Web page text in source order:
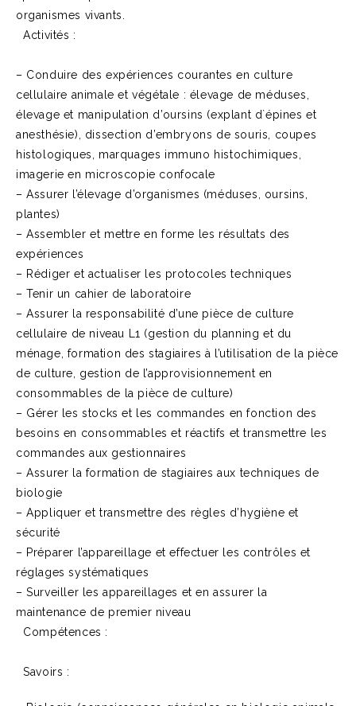
organismes vivants.
Activités :
– Conduire des expériences courantes en culture
cellulaire animale et végétale : élevage de méduses,
élevage et manipulation d’oursins (explant d`épines et
anesthésie), dissection d’embryons de souris, coupes
histologiques, marquages immuno histochimiques,
imagerie en microscopie confocale
– Assurer l’élevage d’organismes (méduses, oursins,
plantes)
– Assembler et mettre en forme les résultats des
expériences
– Rédiger et actualiser les protocoles techniques
– Tenir un cahier de laboratoire
– Assurer la responsabilité d’une pièce de culture
cellulaire de niveau L1 (gestion du planning et du
ménage, formation des stagiaires à l’utilisation de la pièce
de culture, gestion de l’approvisionnement en
consommables de la pièce de culture)
– Gérer les stocks et les commandes en fonction des
besoins en consommables et réactifs et transmettre les
commandes aux gestionnaires
– Assurer la formation de stagiaires aux techniques de
biologie
– Appliquer et transmettre des règles d’hygiène et
sécurité
– Préparer l’appareillage et effectuer les contrôles et
réglages systématiques
– Surveiller les appareillages et en assurer la
maintenance de premier niveau
Compétences :
Savoirs :